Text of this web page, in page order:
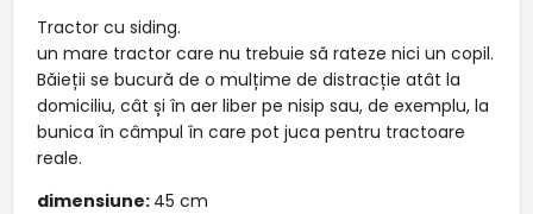
Tractor cu siding.
un mare tractor care nu trebuie să rateze nici un copil.
Băieții se bucură de o mulțime de distracție atât la
domiciliu, cât și în aer liber pe nisip sau, de exemplu, la
bunica în câmpul în care pot juca pentru tractoare
reale.
dimensiune: 45 cm